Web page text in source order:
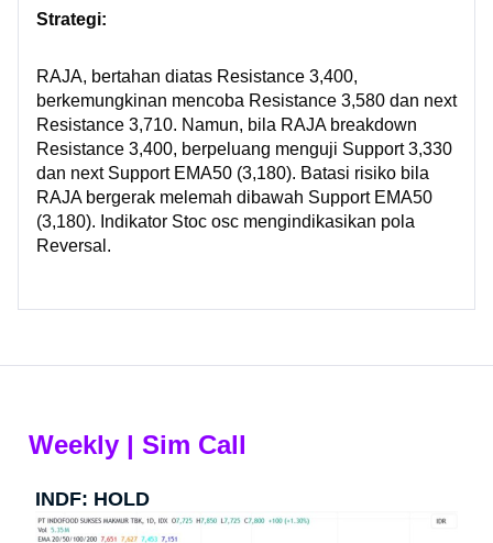
Strategi:
RAJA, bertahan diatas Resistance 3,400,
berkemungkinan mencoba Resistance 3,580 dan next
Resistance 3,710. Namun, bila RAJA breakdown
Resistance 3,400, berpeluang menguji Support 3,330
dan next Support EMA50 (3,180). Batasi risiko bila
RAJA bergerak melemah dibawah Support EMA50
(3,180). Indikator Stoc osc mengindikasikan pola
Reversal.
Weekly | Sim Call
INDF: HOLD